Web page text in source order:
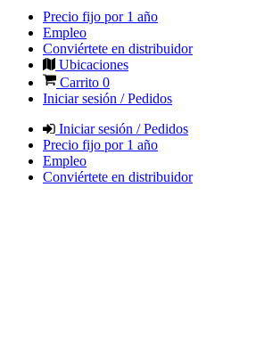
Precio fijo por 1 año
Empleo
Conviértete en distribuidor
Ubicaciones
Carrito 0
Iniciar sesión / Pedidos
Iniciar sesión / Pedidos
Precio fijo por 1 año
Empleo
Conviértete en distribuidor